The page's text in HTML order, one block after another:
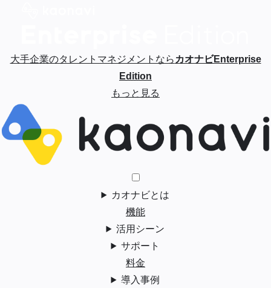
大手企業のタレントマネジメントならカオナビEnterprise
Edition
もっと見る
カオナビとは
機能
活用シーン
サポート
料金
導入事例